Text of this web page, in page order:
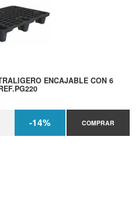
ENCAJABLE CON 6
-14% COMPRAR